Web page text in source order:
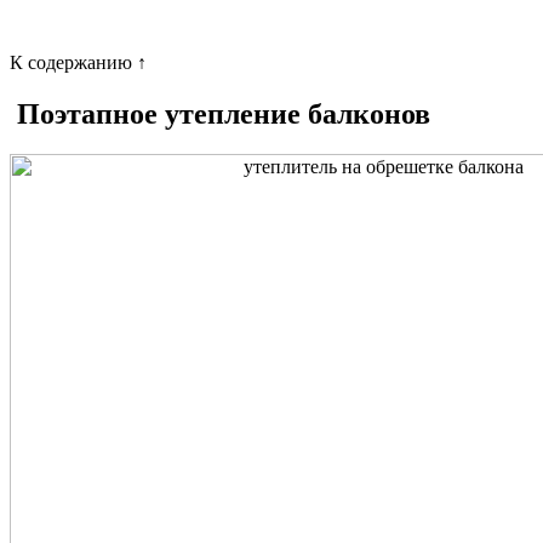
К содержанию ↑
Поэтапное утепление балконов